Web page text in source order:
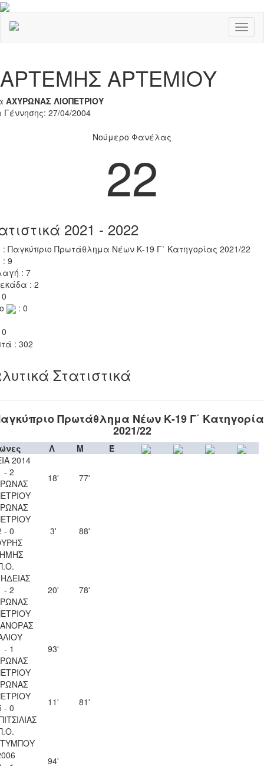
ΑΡΤΕΜΗΣ ΑΡΤΕΜΙΟΥ
ΑΧΥΡΩΝΑΣ ΛΙΟΠΕΤΡΙΟΥ
Γέννησης: 27/04/2004
Νούμερο Φανέλας
22
2021 - 2022
: Παγκύπριο Πρωτάθλημα Νέων Κ-19 Γ΄ Κατηγορίας 2021/22
: 9
: 7
: 2
: 0
: 302
Στατιστικά
Πρωτάθλημα Νέων Κ-19 Γ΄
2021/22
Λ Μ
Έ
2014
- 2
18' 77'
- 0
3' 88'
- 2
20' 78'
- 1
93'
- 0
11' 81'
94'